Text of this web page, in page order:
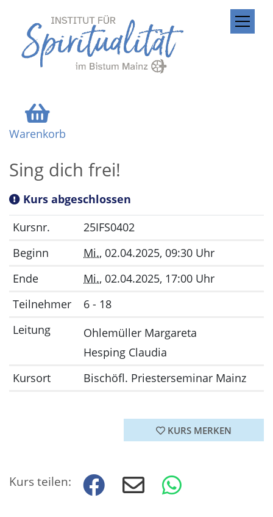
Warenkorb
Sing dich frei!
Kurs abgeschlossen
Kursnr.
25IFS0402
Beginn
Mi., 02.04.2025, 09:30 Uhr
Ende
Mi., 02.04.2025, 17:00 Uhr
Teilnehmer
6 - 18
Leitung
Ohlemüller Margareta
Hesping Claudia
Kursort
Bischöfl. Priesterseminar Mainz
KURS MERKEN
Kurs teilen: